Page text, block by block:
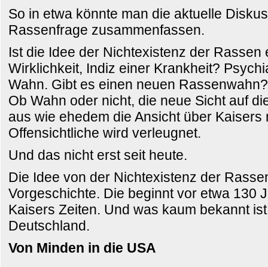
So in etwa könnte man die aktuelle
Rassenfrage zusammenfassen.
Ist die Idee der Nichtexistenz der Rassen
Wirklichkeit, Indiz einer Krankheit?
Wahn. Gibt es einen neuen
Ob Wahn oder nicht, die neue Sicht auf
aus wie ehedem die Ansicht über Kaisers
Offensichtliche wird verleugnet.
Und das nicht erst seit heute.
Die Idee von der Nichtexistenz der
Vorgeschichte. Die beginnt vor etwa 130
Kaisers Zeiten. Und was kaum bekannt
Deutschland.
Von Minden in die USA